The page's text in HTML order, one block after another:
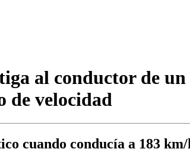
al conductor de
de velocidad
cuando conducía a 183